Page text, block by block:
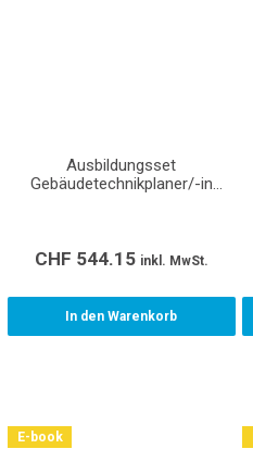
Ausbildungsset
Gebäudetechnikplaner/-in
CHF 544.15 inkl. MwSt.
In den Warenkorb
E-book